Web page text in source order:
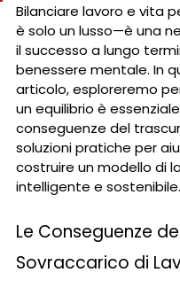
Bilanciare lavoro e vita
è solo un lusso—è una
il successo a lungo
benessere mentale. In
articolo, esploreremo
un equilibrio è
conseguenze del
soluzioni pratiche per
costruire un modello di
intelligente e sostenibile.
Le Conseguenze
Sovraccarico di